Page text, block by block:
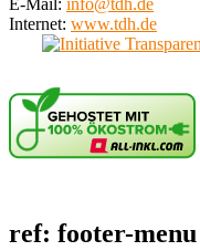
Internet: www.tdh.de
ref: footer-menu